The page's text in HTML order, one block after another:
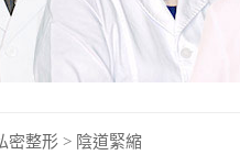
密整形 > 陰道緊縮